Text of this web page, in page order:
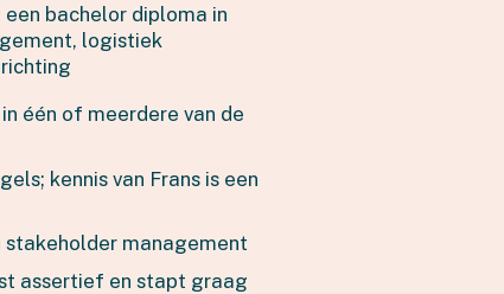
bachelor diploma in
logistiek
één of meerdere van de
kennis van Frans is een
stakeholder management
assertief en stapt graag